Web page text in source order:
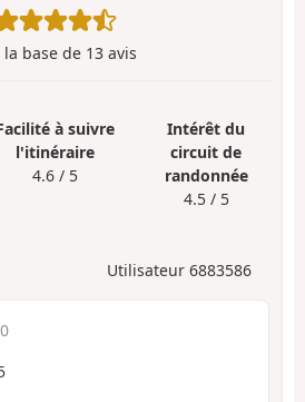
la base de 13 avis
à suivre
l'itinéraire
4.6 / 5
Intérêt du
circuit de
randonnée
4.5 / 5
Utilisateur 6883586